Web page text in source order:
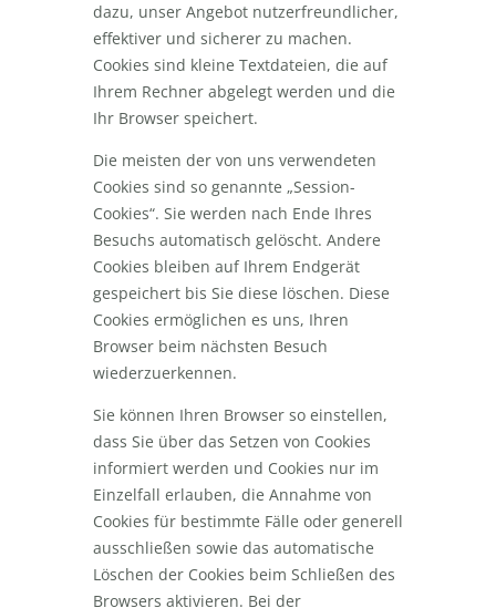
dazu, unser Angebot nutzerfreundlicher,
effektiver und sicherer zu machen.
Cookies sind kleine Textdateien, die auf
Ihrem Rechner abgelegt werden und die
Ihr Browser speichert.
Die meisten der von uns verwendeten
Cookies sind so genannte „Session-
Cookies“. Sie werden nach Ende Ihres
Besuchs automatisch gelöscht. Andere
Cookies bleiben auf Ihrem Endgerät
gespeichert bis Sie diese löschen. Diese
Cookies ermöglichen es uns, Ihren
Browser beim nächsten Besuch
wiederzuerkennen.
Sie können Ihren Browser so einstellen,
dass Sie über das Setzen von Cookies
informiert werden und Cookies nur im
Einzelfall erlauben, die Annahme von
Cookies für bestimmte Fälle oder generell
ausschließen sowie das automatische
Löschen der Cookies beim Schließen des
Browsers aktivieren. Bei der